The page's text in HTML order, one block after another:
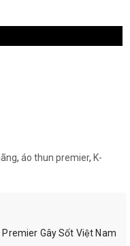
, áo thun premier, K-
Premier Gây Sốt Việt Nam